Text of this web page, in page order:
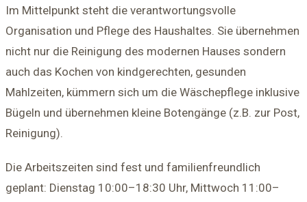
Im Mittelpunkt steht die verantwortungsvolle
Organisation und Pflege des Haushaltes. Sie übernehmen
nicht nur die Reinigung des modernen Hauses sondern
auch das Kochen von kindgerechten, gesunden
Mahlzeiten, kümmern sich um die Wäschepflege inklusive
Bügeln und übernehmen kleine Botengänge (z.B. zur Post,
Reinigung).
Die Arbeitszeiten sind fest und familienfreundlich
geplant: Dienstag 10:00–18:30 Uhr, Mittwoch 11:00–